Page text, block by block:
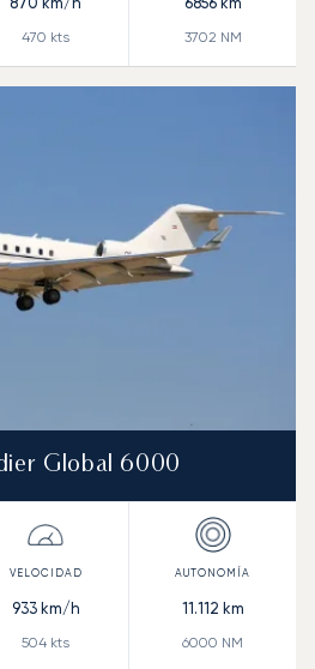
470 kts 3702 NM
Global 6000
933km/h
504 kts
11.112 km
6000 NM